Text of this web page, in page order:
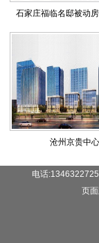
石家庄福临名邸被动
沧州京贵中心
电话
页